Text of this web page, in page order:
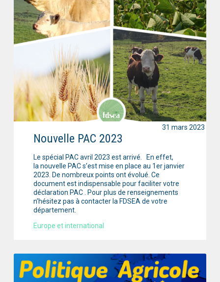
Nouvelle PAC 2023
Le spécial PAC avril 2023 est arrivé. En effet,
la nouvelle PAC s’est mise en place au 1er janvier
2023. De nombreux points ont évolué. Ce
document est indispensable pour faciliter votre
déclaration PAC . Pour plus de renseignements
n’hésitez pas à contacter la FDSEA de votre
département.
Europe et international
31 mars 2023